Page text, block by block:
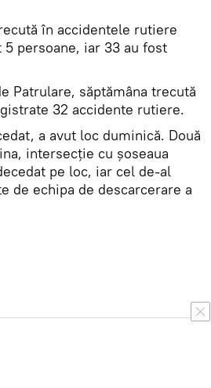
în accidentele rutiere
persoane, iar 33 au fost
Patrulare, săptămâna trecută
32 accidente rutiere.
a avut loc duminică. Două
intersecţie cu şoseaua
pe loc, iar cel de-al
de echipa de descarcerare a